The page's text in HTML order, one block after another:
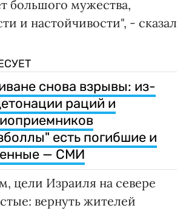
большого мужества,
и настойчивости", - сказал
снова взрывы: из-
раций и
есть погибшие и
— СМИ
цели Израиля на севере
вернуть жителей